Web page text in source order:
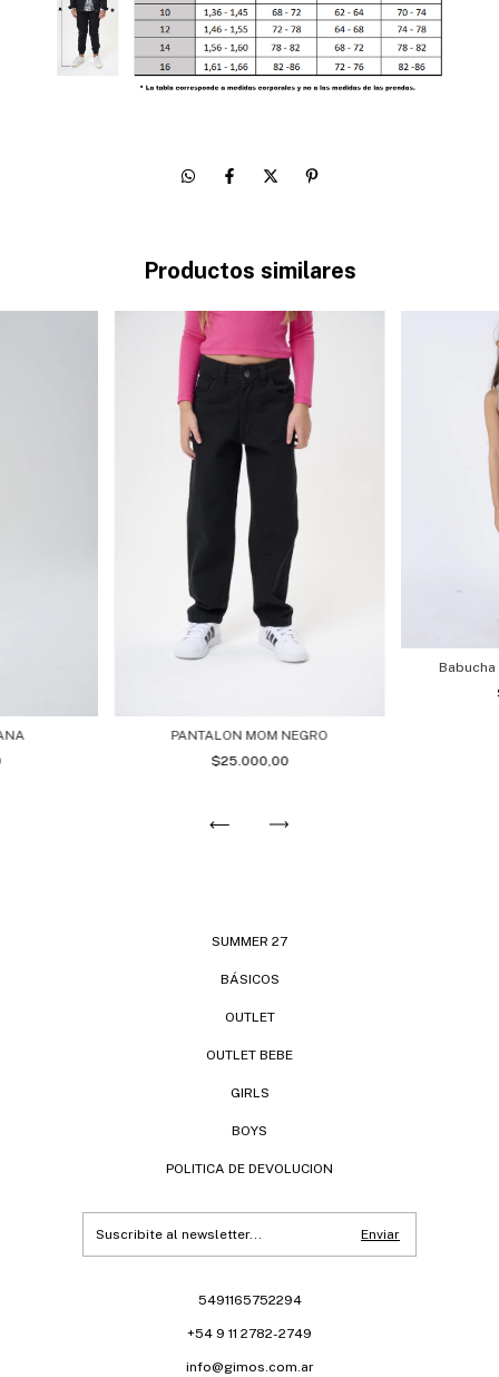
Productos similares
PANTALON MOM NEGRO
$25.000,00
Babucha
SUMMER 27
BÁSICOS
OUTLET
OUTLET BEBE
GIRLS
BOYS
POLITICA DE DEVOLUCION
5491165752294
+54 9 11 2782-2749
info@gimos.com.ar